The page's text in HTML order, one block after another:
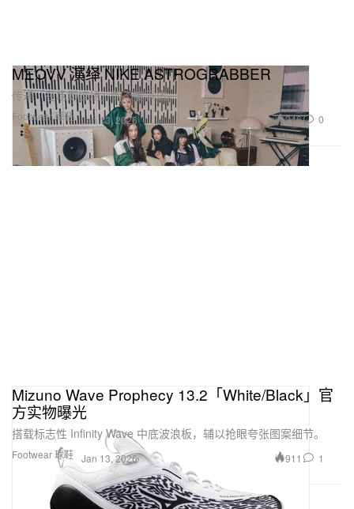
Footwear 球鞋
MEOVV 演绎 NIKE ASTROGRABBER
传递「在场即控场」的态度表达。
Jan 13, 2026 246 0
Footwear 球鞋
Mizuno Wave Prophecy 13.2「White/Black」官
方实物曝光
搭载标志性 Infinity Wave 中底波浪板，辅以抢眼夸张图案细节。
Jan 13, 2026 911 1